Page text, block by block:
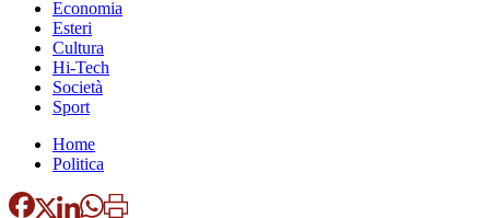
Economia
Esteri
Cultura
Hi-Tech
Società
Sport
Home
Politica